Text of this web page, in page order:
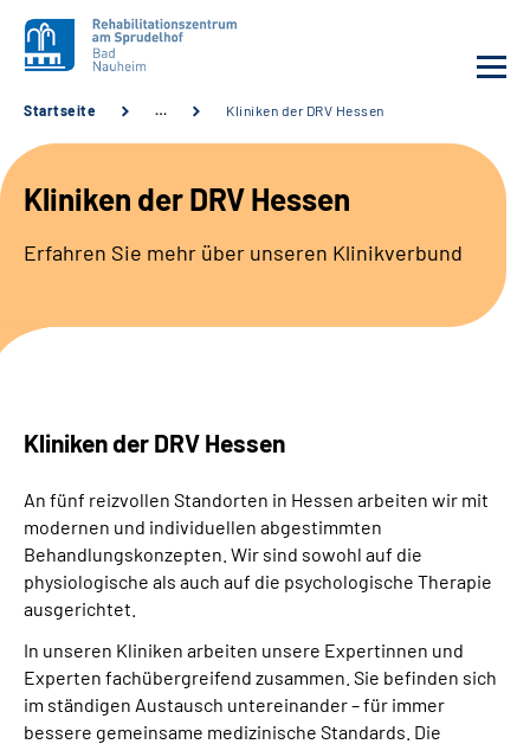
Unsere Klinik
Unsere Angebote
Leichte Sprache
Gebärdensprache
Login
Startseite … Kliniken der DRV Hessen
Kliniken der DRV Hessen
Erfahren Sie mehr über unseren Klinikverbund
Kliniken der DRV Hessen
An fünf reizvollen Standorten in Hessen arbeiten wir mit
modernen und individuellen abgestimmten
Behandlungskonzepten. Wir sind sowohl auf die
physiologische als auch auf die psychologische Therapie
ausgerichtet.
In unseren Kliniken arbeiten unsere Expertinnen und
Experten fachübergreifend zusammen. Sie befinden sich
im ständigen Austausch untereinander – für immer
bessere gemeinsame medizinische Standards. Die